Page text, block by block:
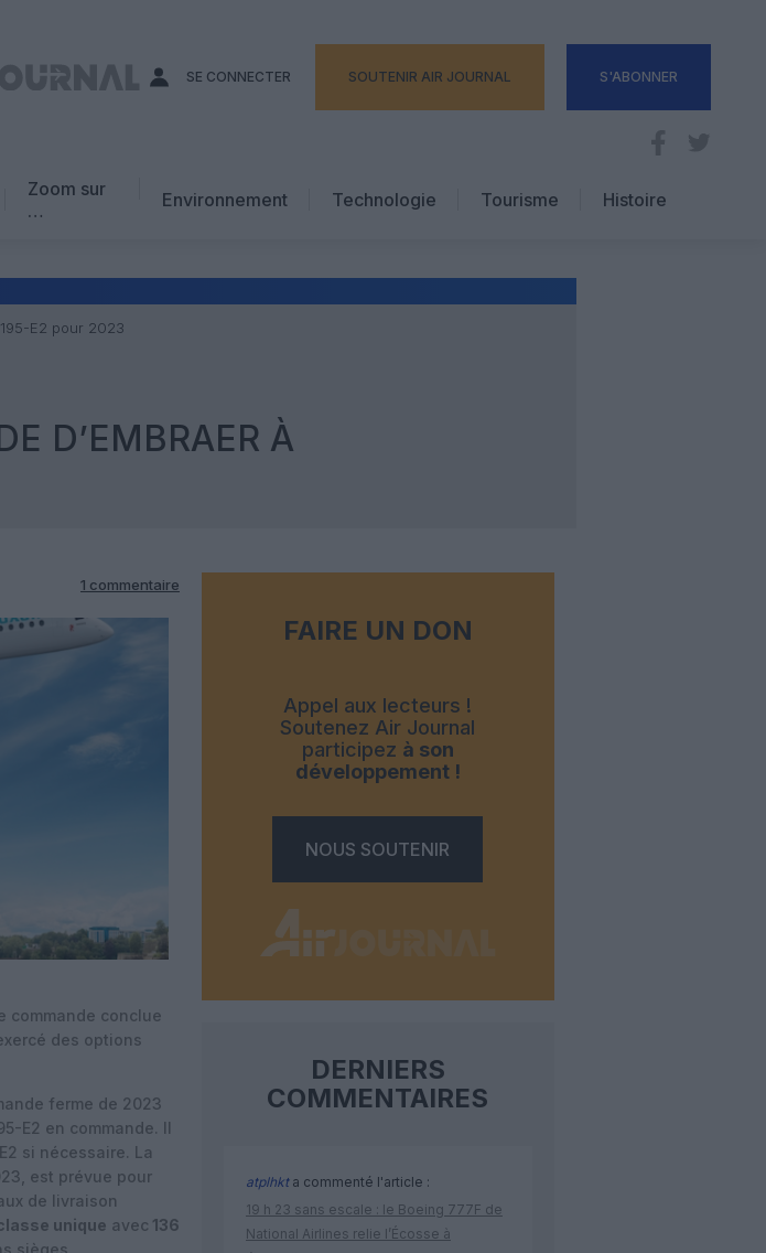
SE CONNECTER SOUTENIR AIR JOURNAL S'ABONNER
Zoom sur
…
Avis d’expert
Environnement Technologie
Tourisme
Hôtellerie
Histoire
E2 pour 2023
D’EMBRAER À
1 commentaire
commande conclue
des options
ferme de 2023
E2 en commande. Il
si nécessaire. La
est prévue pour
de livraison
unique avec 136
sièges
FAIRE UN DON
Appel aux lecteurs !
Soutenez Air Journal
participez à son
développement !
NOUS SOUTENIR
DERNIERS
COMMENTAIRES
atplhkta commenté l'article :
19 h 23 sans escale : le Boeing 777F de
National Airlines relie l’Écosse à